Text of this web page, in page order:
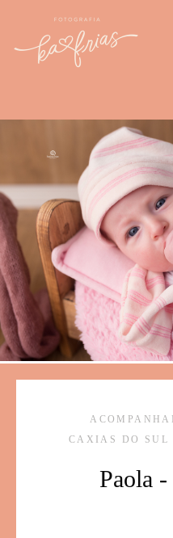
CAXIAS DO SUL
Paola -